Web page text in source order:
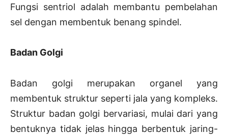
Fungsi sentriol adalah membantu pembelahan
sel dengan membentuk benang spindel.
Badan Golgi
Badan golgi merupakan organel yang
membentuk struktur seperti jala yang kompleks.
Struktur badan golgi bervariasi, mulai dari yang
bentuknya tidak jelas hingga berbentuk jaring-